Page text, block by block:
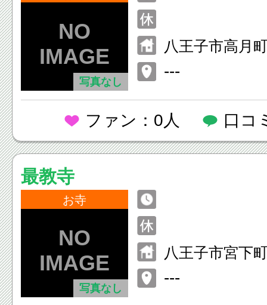
写真なし
八王子市高月
---
ファン：0人 口コ
最教寺
お寺
写真なし
八王子市宮下
---